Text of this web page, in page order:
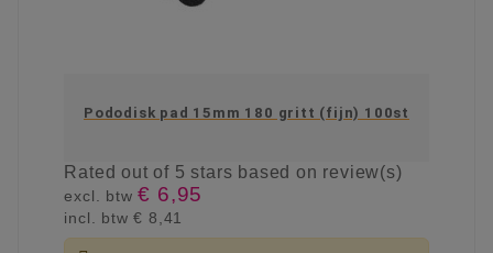
Pododisk pad 15mm 180 gritt (fijn) 100st
Ratedout of 5 stars based on review(s)
excl. btw€ 6,95
incl. btw€ 8,41